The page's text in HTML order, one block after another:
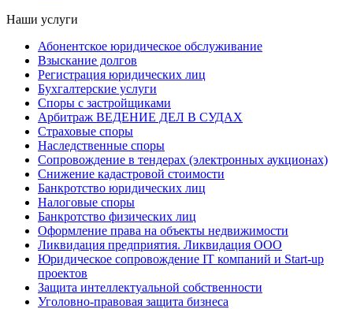
Наши услуги
Абонентское юридическое обслуживание
Взыскание долгов
Регистрация юридических лиц
Бухгалтерские услуги
Споры с застройщиками
Арбитраж ВЕДЕНИЕ ДЕЛ В СУДАХ
Страховые споры
Наследственные споры
Сопровождение в тендерах (электронных аукционах)
Снижение кадастровой стоимости
Банкротство юридических лиц
Налоговые споры
Банкротство физических лиц
Оформление права на объекты недвижимости
Ликвидация предприятия. Ликвидация ООО
Юридическое сопровождение IT компаний и Start-up
проектов
Защита интеллектуальной собственности
Уголовно-правовая защита бизнеса